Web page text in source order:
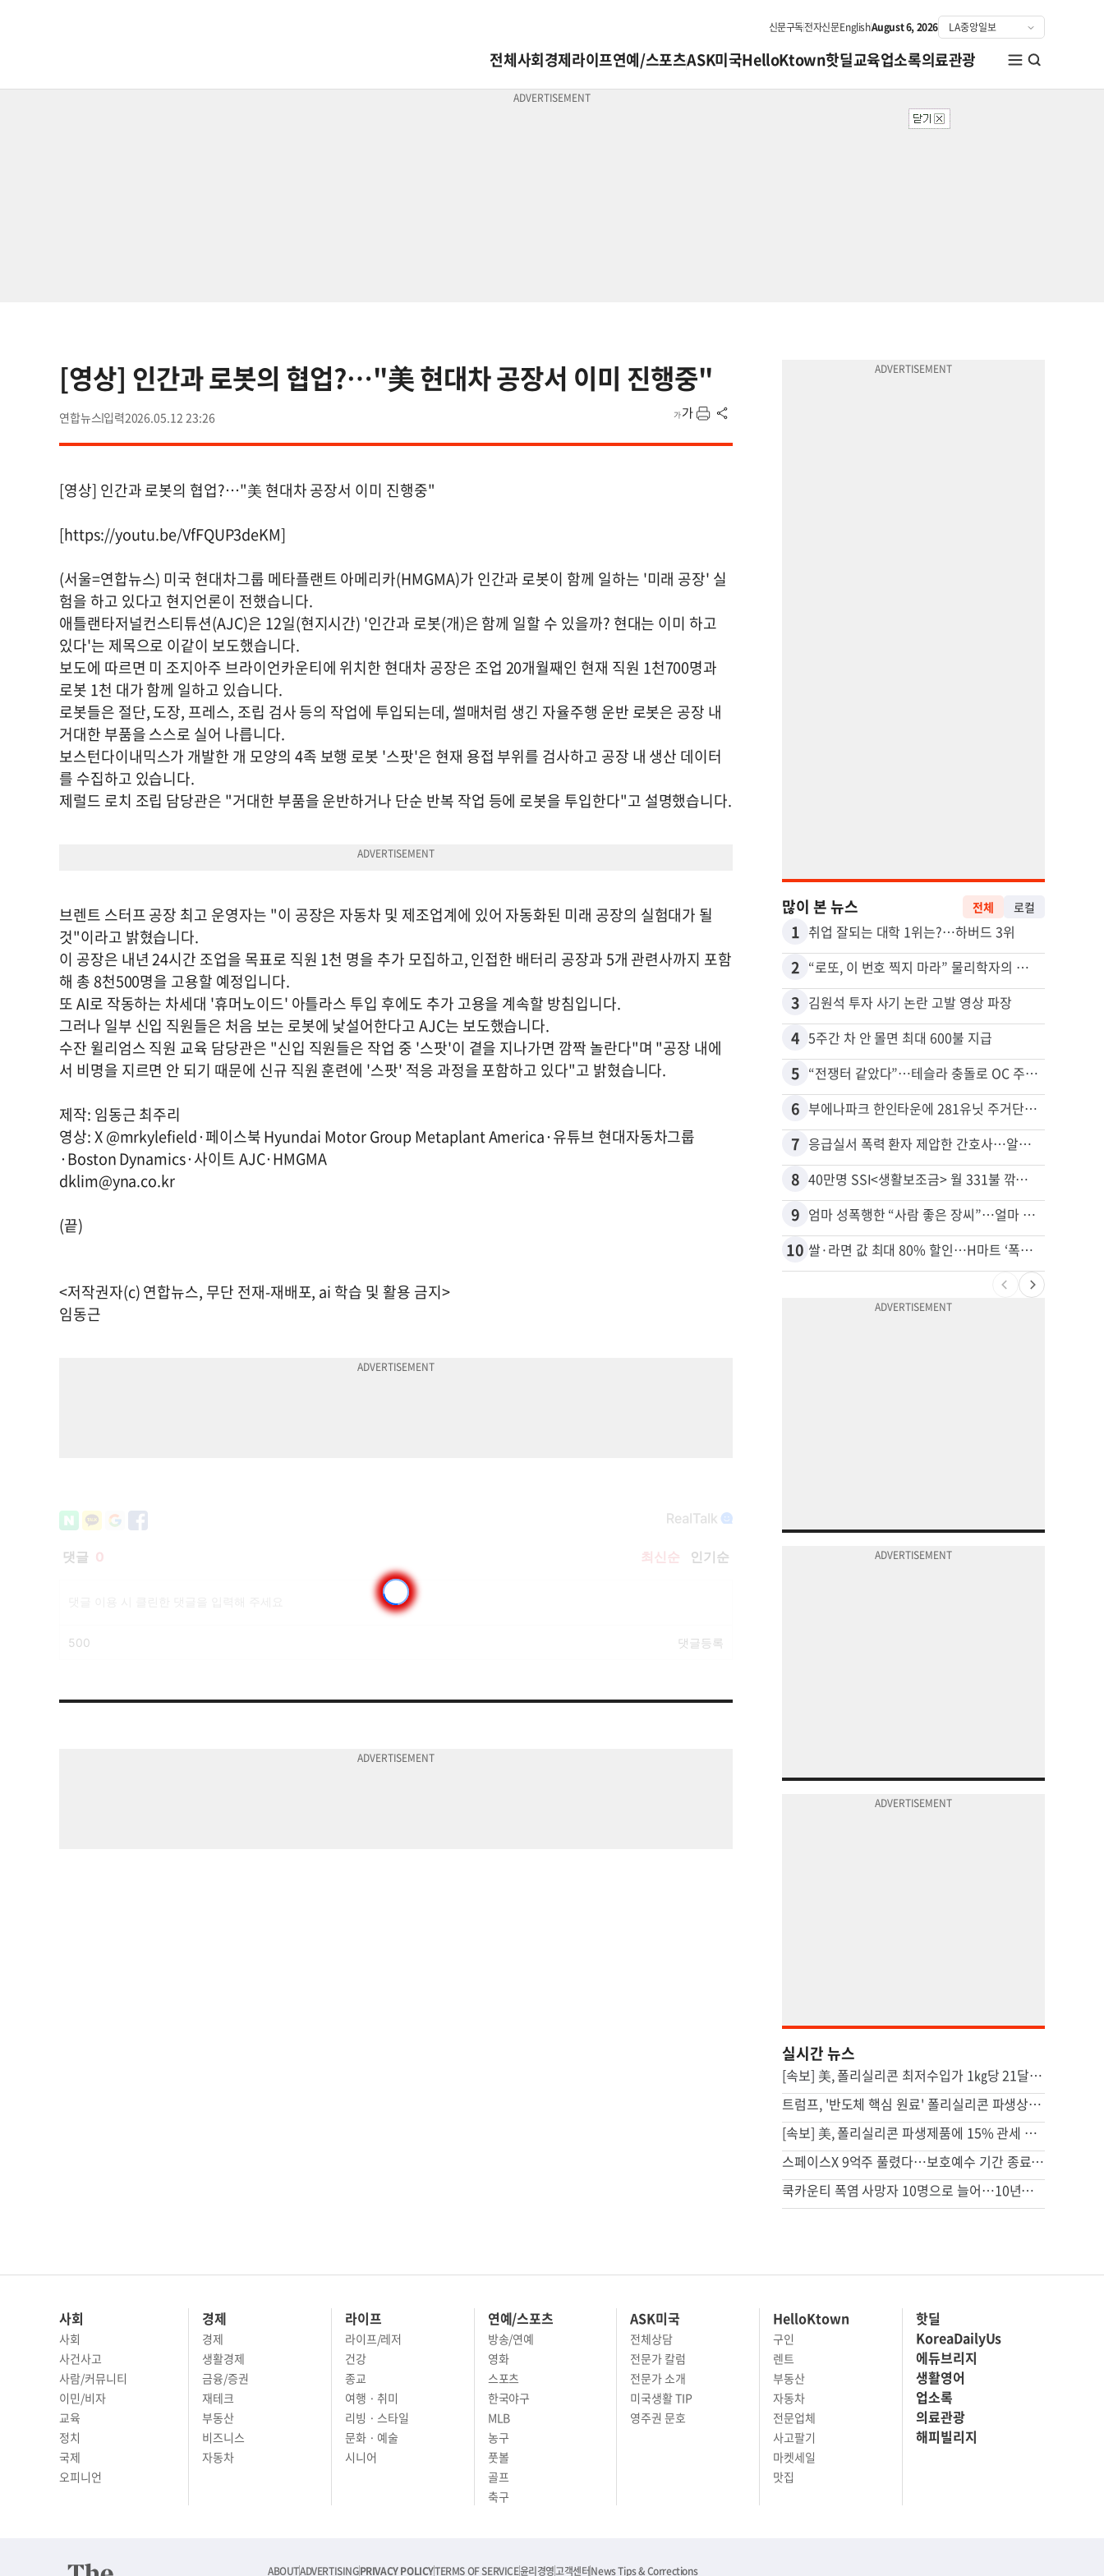
신문구독전자신문EnglishAugust 6, 2026
전체사회경제라이프연예/스포츠ASK미국HelloKtown핫딜교육업소록의료관광
[영상] 인간과 로봇의 협업?…"美 현대차 공장서 이미 진행중"
연합뉴스 2026.05.12 23:26
[영상] 인간과 로봇의 협업?…"美 현대차 공장서 이미 진행중"
[https://youtu.be/VfFQUP3deKM]
(서울=연합뉴스) 미국 현대차그룹 메타플랜트 아메리카(HMGMA)가 인간과 로봇이 함께 일하는 '미래 공장' 실
험을 하고 있다고 현지언론이 전했습니다.
애틀랜타저널컨스티튜션(AJC)은 12일(현지시간) '인간과 로봇(개)은 함께 일할 수 있을까? 현대는 이미 하고
있다'는 제목으로 이같이 보도했습니다.
보도에 따르면 미 조지아주 브라이언카운티에 위치한 현대차 공장은 조업 20개월째인 현재 직원 1천700명과
로봇 1천 대가 함께 일하고 있습니다.
로봇들은 절단, 도장, 프레스, 조립 검사 등의 작업에 투입되는데, 썰매처럼 생긴 자율주행 운반 로봇은 공장 내
거대한 부품을 스스로 실어 나릅니다.
보스턴다이내믹스가 개발한 개 모양의 4족 보행 로봇 '스팟'은 현재 용접 부위를 검사하고 공장 내 생산 데이터
를 수집하고 있습니다.
제럴드 로치 조립 담당관은 "거대한 부품을 운반하거나 단순 반복 작업 등에 로봇을 투입한다"고 설명했습니다.
브렌트 스터프 공장 최고 운영자는 "이 공장은 자동차 및 제조업계에 있어 자동화된 미래 공장의 실험대가 될
것"이라고 밝혔습니다.
이 공장은 내년 24시간 조업을 목표로 직원 1천 명을 추가 모집하고, 인접한 배터리 공장과 5개 관련사까지 포함
해 총 8천500명을 고용할 예정입니다.
또 AI로 작동하는 차세대 '휴머노이드' 아틀라스 투입 후에도 추가 고용을 계속할 방침입니다.
그러나 일부 신입 직원들은 처음 보는 로봇에 낯설어한다고 AJC는 보도했습니다.
수잔 윌리엄스 직원 교육 담당관은 "신입 직원들은 작업 중 '스팟'이 곁을 지나가면 깜짝 놀란다"며 "공장 내에
서 비명을 지르면 안 되기 때문에 신규 직원 훈련에 '스팟' 적응 과정을 포함하고 있다"고 밝혔습니다.
제작: 임동근 최주리
영상: X @mrkylefield·페이스북 Hyundai Motor Group Metaplant America·유튜브 현대자동차그룹
·Boston Dynamics·사이트 AJC·HMGMA
dklim@yna.co.kr
(끝)
<저작권자(c) 연합뉴스, 무단 전재-재배포, ai 학습 및 활용 금지>
임동근
많이 본 뉴스 전체 로컬
1 취업 잘되는 대학 1위는?…하버드 3위
2 “로또, 이 번호 찍지 마라” 물리학자의 당첨금 높이는 비밀
3 김원석 투자 사기 논란 고발 영상 파장
4 5주간 차 안 몰면 최대 600불 지급
5 “전쟁터 같았다”…테슬라 충돌로 OC 주택 4채 파손
6 부에나파크 한인타운에 281유닛 주거단지 들어선다
7 응급실서 폭력 환자 제압한 간호사…알고 보니
8 40만명 SSI<생활보조금> 월 331불 깎이나
9 엄마 성폭행한 “사람 좋은 장씨”…얼마 뒤 딸 배도 불러왔다
10 쌀·라면 값 최대 80% 할인…H마트 ‘폭탄 세일’
실시간 뉴스
[속보] 美, 폴리실리콘 최저수입가 1㎏당 21달러로…'덤핑 방지' 조치
트럼프, '반도체 핵심 원료' 폴리실리콘 파생상품에 15% 관세
[속보] 美, 폴리실리콘 파생제품에 15% 관세 부과…120일 뒤 발효
스페이스X 9억주 풀렸다…보호예수 기간 종료에 초기투자자 고심
쿡카운티 폭염 사망자 10명으로 늘어…10년래 최다
사회
사회
사건사고
사람/커뮤니티
이민/비자
교육
정치
국제
오피니언
경제
경제
생활경제
금융/증권
재테크
부동산
비즈니스
자동차
라이프
라이프/레저
건강
종교
여행 · 취미
리빙 · 스타일
문화 · 예술
시니어
연예/스포츠
방송/연예
영화
스포츠
한국야구
MLB
농구
풋볼
골프
축구
ASK미국
전체상담
전문가 칼럼
전문가 소개
미국생활 TIP
영주권 문호
HelloKtown
구인
렌트
부동산
자동차
전문업체
사고팔기
마켓세일
맛집
핫딜
KoreaDailyUs
에듀브리지
생활영어
업소록
의료관광
해피빌리지
ABOUTADVERTISINGPRIVACY POLICYTERMS OF SERVICE윤리경영고객센터News Tips & Corrections